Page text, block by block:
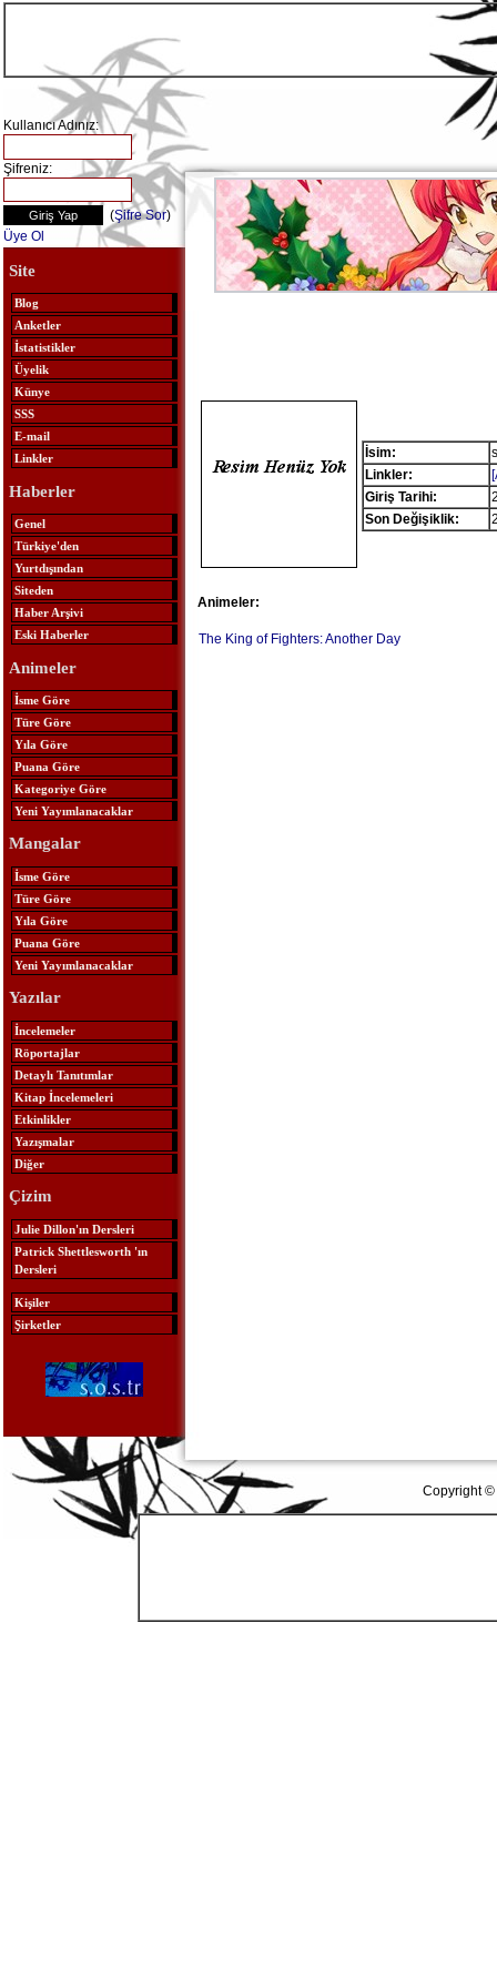
Kullanıcı Adınız:
Şifreniz:
(Şifre Sor)
Üye Ol
Site
Blog
Anketler
İstatistikler
Üyelik
Künye
SSS
E-mail
Linkler
Haberler
Genel
Türkiye'den
Yurtdışından
Siteden
Haber Arşivi
Eski Haberler
Animeler
İsme Göre
Türe Göre
Yıla Göre
Puana Göre
Kategoriye Göre
Yeni Yayımlanacaklar
Mangalar
İsme Göre
Türe Göre
Yıla Göre
Puana Göre
Yeni Yayımlanacaklar
Yazılar
İncelemeler
Röportajlar
Detaylı Tanıtımlar
Kitap İncelemeleri
Etkinlikler
Yazışmalar
Diğer
Çizim
Julie Dillon'ın Dersleri
Patrick Shettlesworth 'ın
Dersleri
Kişiler
Şirketler
İsim:
Linkler:
Giriş Tarihi:
Son Değişiklik:
Animeler:
The King of Fighters: Another Day
Copyright ©